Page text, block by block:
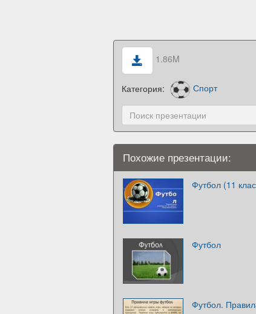
1.86M
Категория: Спорт
Похожие презентации:
Футбол (11
Футбол
Футбол.